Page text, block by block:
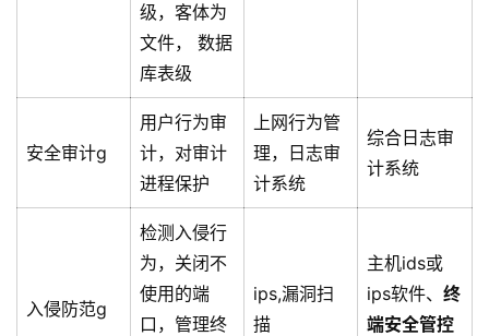
级，客体为
文件， 数据
库表级
安全审计g
用户行为审
计，对审计
进程保护
上网行为管
理，日志审
计系统
综合日志审
计系统
入侵防范g
检测入侵行
为，关闭不
使用的端
口，管理终
ips,漏洞扫
描
主机ids或
ips软件、 终
端安全管控